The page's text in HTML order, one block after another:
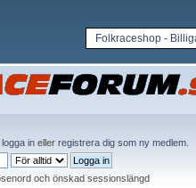
Folkraceshop -
logga in eller registrera dig som ny medlem
och önskad sessionslängd